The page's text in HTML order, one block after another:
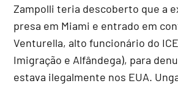
Zampolli teria descoberto que a
presa em Miami e entrado em
Venturella, alto funcionário do
Imigração e Alfândega), para
estava ilegalmente nos EUA.